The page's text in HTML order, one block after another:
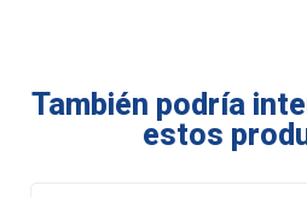
También podría
estos